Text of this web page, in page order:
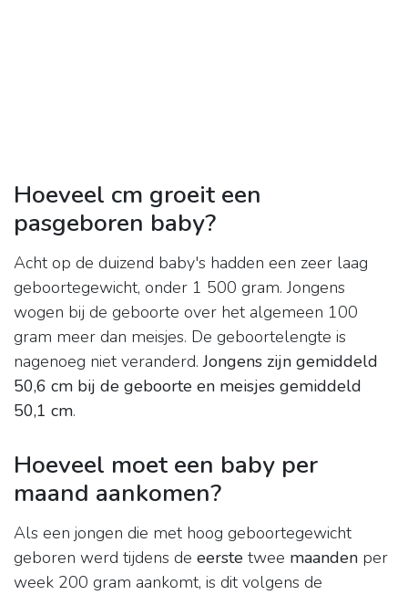
Hoeveel cm groeit een
pasgeboren baby?
Acht op de duizend baby's hadden een zeer laag
geboortegewicht, onder 1 500 gram. Jongens
wogen bij de geboorte over het algemeen 100
gram meer dan meisjes. De geboortelengte is
nagenoeg niet veranderd.Jongens zijn gemiddeld
50,6 cm bij de geboorte en meisjes gemiddeld
50,1 cm.
Hoeveel moet een baby per
maand aankomen?
Als een jongen die met hoog geboortegewicht
geboren werd tijdens de eerste twee maanden per
week 200 gram aankomt, is dit volgens de